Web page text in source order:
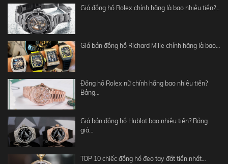
Giá đồng hồ Rolex chính hãng là bao nhiêu tiền?…
Giá bán đồng hồ Richard Mille chính hãng là bao…
Đồng hồ Rolex nữ chính hãng bao nhiêu tiền?
Bảng…
Giá bán đồng hồ Hublot bao nhiêu tiền? Bảng
giá…
TOP 10 chiếc đồng hồ đeo tay đắt tiền nhất…